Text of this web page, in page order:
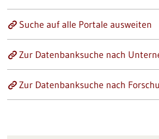
Suche auf alle Portale ausweiten
Zur Datenbanksuche nach
Zur Datenbanksuche nach